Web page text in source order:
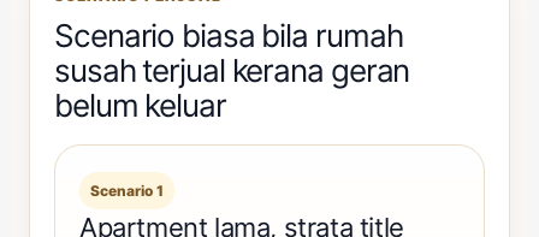
Scenario biasa bila rumah
susah terjual kerana geran
belum keluar
Scenario 1
Apartment lama, strata title